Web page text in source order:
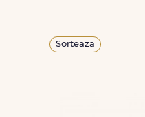
Sorteaza